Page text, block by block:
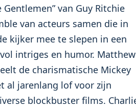
Gentlemen” van Guy Ritchie
van acteurs samen die in
kijker mee te slepen in een
intriges en humor. Matthew
de charismatische Mickey
al jarenlang lof voor zijn
blockbuster films.